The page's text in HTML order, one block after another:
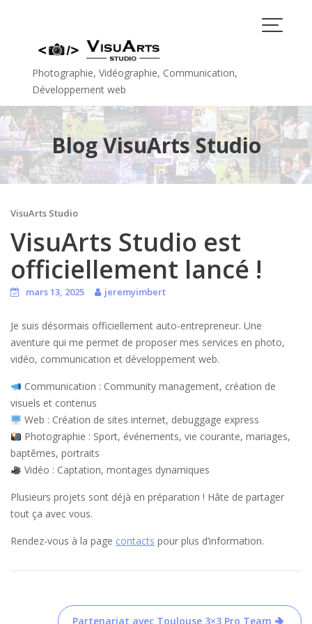
Photographie, Vidéographie, Communication,
Développement web
Blog VisuArts Studio
VisuArts Studio
VisuArts Studio est
officiellement lancé !
mars 13, 2025 jeremyimbert
Je suis désormais officiellement auto-entrepreneur. Une
aventure qui me permet de proposer mes services en photo,
vidéo, communication et développement web.
Communication : Community management, création de
visuels et contenus
Web : Création de sites internet, debuggage express
Photographie : Sport, événements, vie courante, mariages,
baptêmes, portraits
Vidéo : Captation, montages dynamiques
Plusieurs projets sont déjà en préparation ! Hâte de partager
tout ça avec vous.
Rendez-vous à la page contacts pour plus d’information.
NavigationPartenariat avec Toulouse 3×3 Pro Team